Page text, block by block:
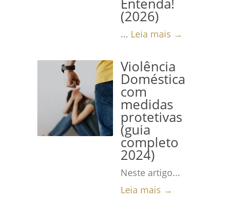
Entenda!
(2026)
... Leia mais →
Violência
Doméstica
com
medidas
protetivas
(guia
completo
2024)
Neste artigo...
Leia mais →